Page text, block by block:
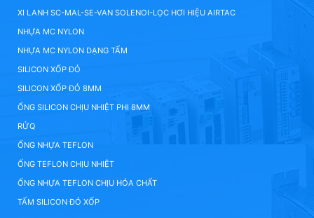
XI LANH SC-MAL-SE-VAN SOLENOI-LỌC HƠI HIỆU AIRTAC
NHỰA MC NYLON
NHỰA MC NYLON DẠNG TẤM
SILICON XỐP ĐỎ
SILICON XỐP ĐỎ 8MM
ỐNG SILICON CHỊU NHIỆT PHI 8MM
RỬQ
ỐNG NHỰA TEFLON
ỐNG TEFLON CHỊU NHIỆT
ỐNG NHỰA TEFLON CHỊU HÓA CHẤT
TẤM SILICON ĐỎ XỐP